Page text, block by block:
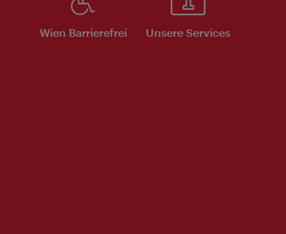
Wien Barrierefrei Unsere Services